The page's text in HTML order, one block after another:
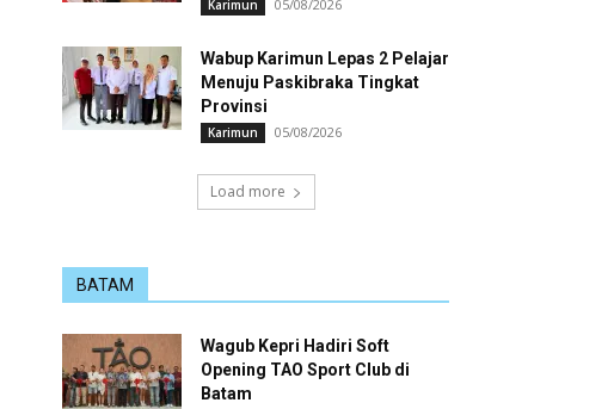
Karimun 05/08/2026
Wabup Karimun Lepas 2 Pelajar
Menuju Paskibraka Tingkat
Provinsi
Karimun 05/08/2026
Load more
BATAM
Wagub Kepri Hadiri Soft
Opening TAO Sport Club di
Batam